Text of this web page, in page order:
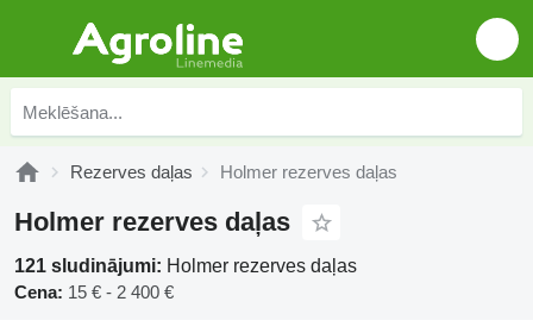
Rezerves daļas Holmer rezerves daļas
Holmer rezerves daļas
121 sludinājumi: Holmer rezerves daļas
Cena: 15 € - 2 400 €